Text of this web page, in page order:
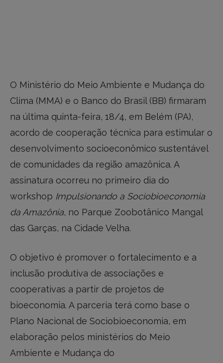
O Ministério do Meio Ambiente e Mudança do
Clima (MMA) e o Banco do Brasil (BB) firmaram
na última quinta-feira, 18/4, em Belém (PA),
acordo de cooperação técnica para estimular o
desenvolvimento socioeconômico sustentável
de comunidades da região amazônica. A
assinatura ocorreu no primeiro dia do
workshop Impulsionando a Sociobioeconomia
da Amazônia, no Parque Zoobotânico Mangal
das Garças, na Cidade Velha.
O objetivo é promover o fortalecimento e a
inclusão produtiva de associações e
cooperativas a partir de projetos de
bioeconomia. A parceria terá como base o
Plano Nacional de Sociobioeconomia, em
elaboração pelos ministérios do Meio
Ambiente e Mudança do